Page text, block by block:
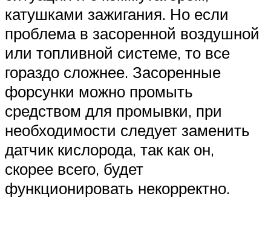
катушками зажигания. Но если
проблема в засоренной воздушной
или топливной системе, то все
гораздо сложнее. Засоренные
форсунки можно промыть
средством для промывки, при
необходимости следует заменить
датчик кислорода, так как он,
скорее всего, будет
функционировать некорректно.